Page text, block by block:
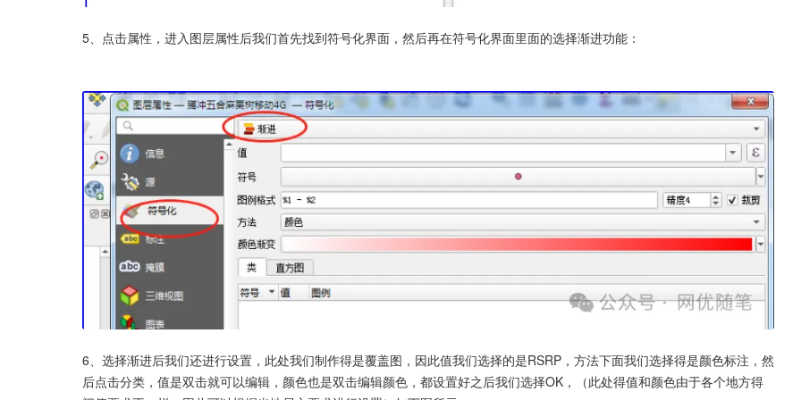
5、点击属性，进入图层属性后我们首先找到符号化界面，然后再在符号化界面里面的选择渐进功能：
6、选择渐进后我们还进行设置，此处我们制作得是覆盖图，因此值我们选择的是RSRP，方法下面我们选择得是颜色标注，然
后点击分类，值是双击就可以编辑，颜色也是双击编辑颜色，都设置好之后我们选择OK，（此处得值和颜色由于各个地方得